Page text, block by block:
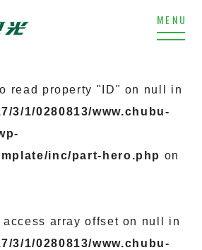
read property "ID" on null in
3/1/0280813/www.chubu-
inc/part-hero.php on
access array offset on null in
3/1/0280813/www.chubu-